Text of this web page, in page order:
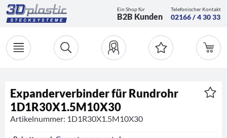
Ein Shop für
B2B Kunden
Telefonischer Kontakt
02166 / 4 30 33
Expanderverbinder für Rundrohr
1D1R30X1.5M10X30
Artikelnummer: 1D1R30X1.5M10X30